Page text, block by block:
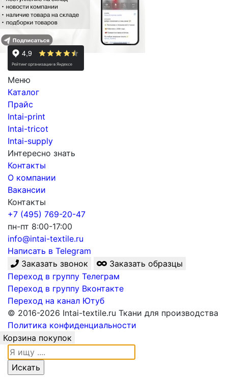
Меню
Каталог
Прайс
Intai-print
Intai-tricot
Intai-supply
Интересно знать
Контакты
О компании
Вакансии
Контакты
+7 (495) 769-20-47
пн-пт 8:00-17:00
info@intai-textile.ru
Написать в Telegram
Заказать звонок
Заказать образцы
Переход в группу Телеграм
Переход в группу Вконтакте
Переход на канал Ютуб
© 2016-2026 Intai-textile.ru Ткани для производства
Политика конфиденциальности
Корзина покупок